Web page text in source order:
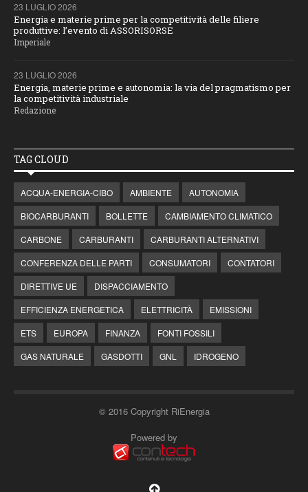
23 LUGLIO 2026
Energia e materie prime per la competitività delle filiere
produttive: l’evento di ASSORISORSE
Imperiale
23 LUGLIO 2026
Energia, materie prime e autonomia: la via del pragmatismo per
la competitività industriale
Redazione
TAG CLOUD
ACQUA-ENERGIA-CIBO AMBIENTE
AUTONOMIA
BIOCARBURANTI
BOLLETTE
CAMBIAMENTO CLIMATICO
CARBONE
CARBURANTI
CARBURANTI ALTERNATIVI
CONFERENZA DELLE PARTI
CONSUMATORI
CONTATORI
DIRETTIVE UE
DISPACCIAMENTO
EFFICIENZA ENERGETICA
ELETTRICITÀ
EMISSIONI
ETS
EUROPA FINANZA
FONTI FOSSILI
GAS NATURALE
GASDOTTI GNL IDROGENO
© 2016 Copyright RiEnergia
Powered by